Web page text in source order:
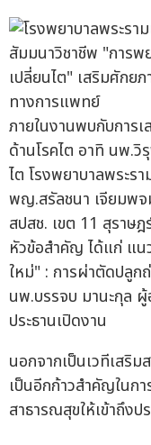
ภายในงานพบกับการเ
ด้านโรคไต อาทิ นพ.
ไต โรงพยาบาลพระร
พญ.สรัลชนา เจียมพจ
สปสช. เขต 11 สุราษ
หัวข้อสำคัญ ได้แก่ แน
ใหม่" : การผ่าตัดปลูก
นพ.บรรจบ มานะกุล
ประธานเปิดงาน
นอกจากเป็นเวทีเสริ
เป็นอีกก้าวสำคัญในก
สาธารณสุขให้เข้าถึงป